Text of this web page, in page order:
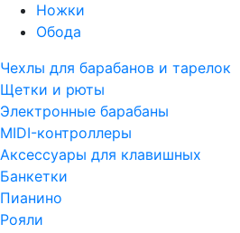
Ножки
Обода
Чехлы для барабанов и тарелок
Щетки и рюты
Электронные барабаны
MIDI-контроллеры
Аксессуары для клавишных
Банкетки
Пианино
Рояли